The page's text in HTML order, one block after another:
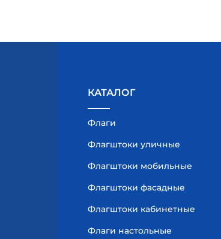
КАТАЛОГ
Флаги
Флагштоки уличные
Флагштоки мобильные
Флагштоки фасадные
Флагштоки кабинетные
Флаги настольные